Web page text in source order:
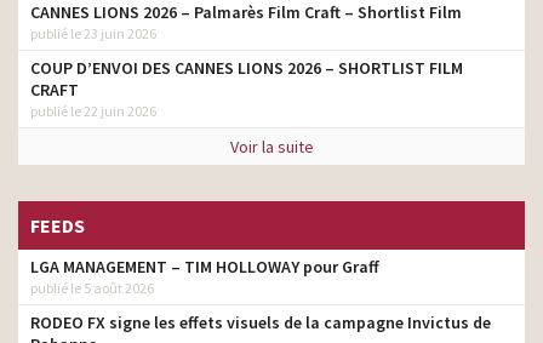
CANNES LIONS 2026 – Palmarès Film Craft – Shortlist Film
publié le 23 juin 2026
COUP D’ENVOI DES CANNES LIONS 2026 – SHORTLIST FILM
CRAFT
publié le 22 juin 2026
Voir la suite
FEEDS
LGA MANAGEMENT – TIM HOLLOWAY pour Graff
publié le 5 août 2026
RODEO FX signe les effets visuels de la campagne Invictus de